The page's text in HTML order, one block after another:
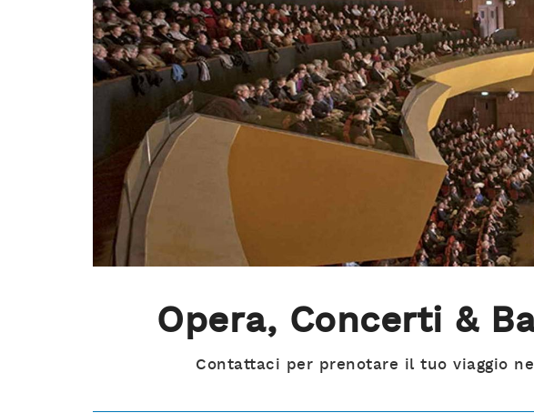
Opera, Concerti &
Contattaci per prenotare il tuo viaggio